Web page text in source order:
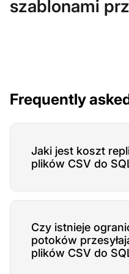
szablonami
Frequently
Jaki jest koszt
plików CSV do
Czy istnieje
potoków
plików CSV do